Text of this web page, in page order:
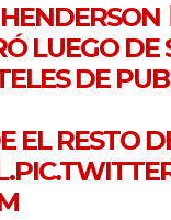
LUEGO DE
DE
EL RESTO